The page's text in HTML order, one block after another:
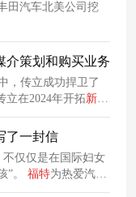
田汽车北美公司挖
介策划和购买业务
，传立成功捍卫了
传立在2024年开拓新业
已经捍卫了高通的媒
、林氏家居、卡塔
客户。
了一封信
仅仅是在国际妇女
”。 福特为热爱汽车
车的热情，突破极